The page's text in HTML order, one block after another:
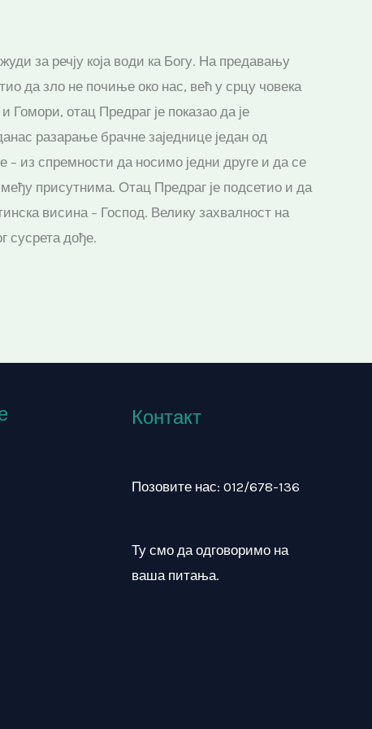
за речју која води ка Богу. На предавању
да зло не почиње око нас, већ у срцу човека
отац Предраг је показао да је
разарање брачне заједнице један од
– из спремности да носимо једни друге и да се
међу присутнима. Отац Предраг је подсетио и да
висина – Господ. Велику захвалност на
сусрета дође.
Контакт
Позовите нас: 012/678-136
Ту смо да одговоримо на
ваша питања.